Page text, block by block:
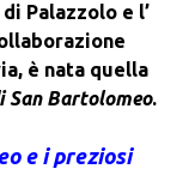
Palazzolo e l’
è nata quella
San Bartolomeo.
e i preziosi